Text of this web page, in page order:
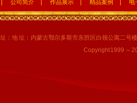
公司简介 作品展示 精品案例 电
：地 址：内蒙古鄂尔多斯市东胜区白领公寓二
Copyright 1999 ～